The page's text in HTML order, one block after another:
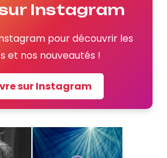
Instagram
pour découvrir les
et nos nouveautés !
sur Instagram